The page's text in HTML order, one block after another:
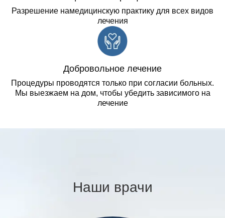
Разрешение намедицинскую практику для всех видов
лечения
Добровольное лечение
Процедуры проводятся только при согласии больных.
Мы выезжаем на дом, чтобы убедить зависимого на
лечение
Наши врачи